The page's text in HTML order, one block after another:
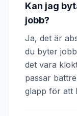
Kan jag
jobb?
Ja, det är
du byter
det vara
passar
glapp för att